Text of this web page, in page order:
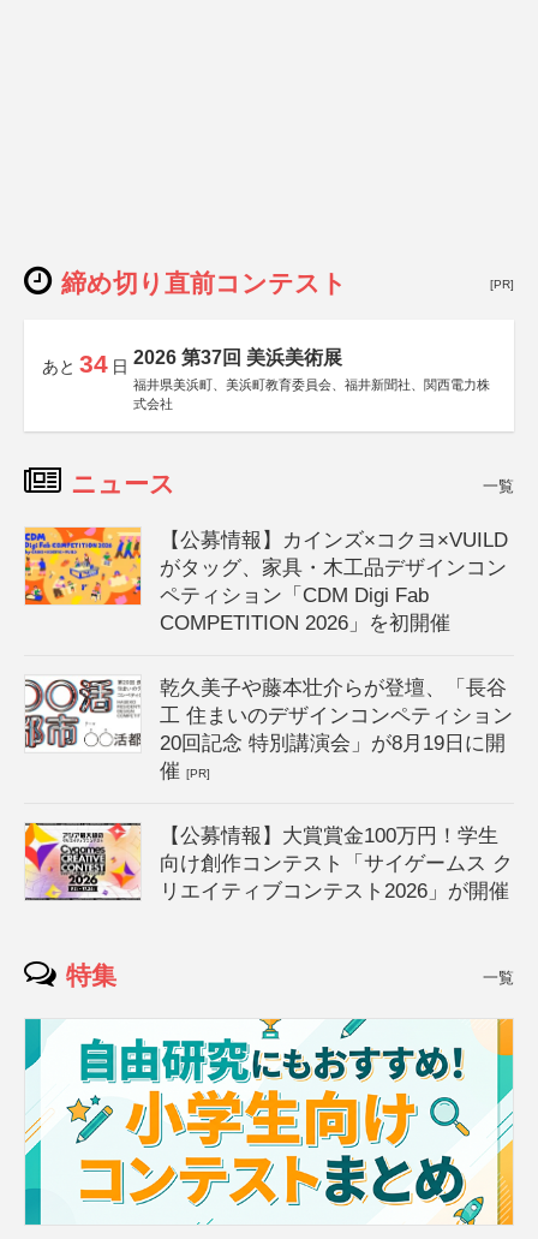
締め切り直前コンテスト [PR]
あと 34 日 2026 第37回 美浜美術展
福井県美浜町、美浜町教育委員会、福井新聞社、関西電力株
式会社
ニュース 一覧
【公募情報】カインズ×コクヨ×VUILD
がタッグ、家具・木工品デザインコン
ペティション「CDM Digi Fab
COMPETITION 2026」を初開催
乾久美子や藤本壮介らが登壇、「長谷
工 住まいのデザインコンペティション
20回記念 特別講演会」が8月19日に開
催[PR]
【公募情報】大賞賞金100万円！学生
向け創作コンテスト「サイゲームス ク
リエイティブコンテスト2026」が開催
特集 一覧